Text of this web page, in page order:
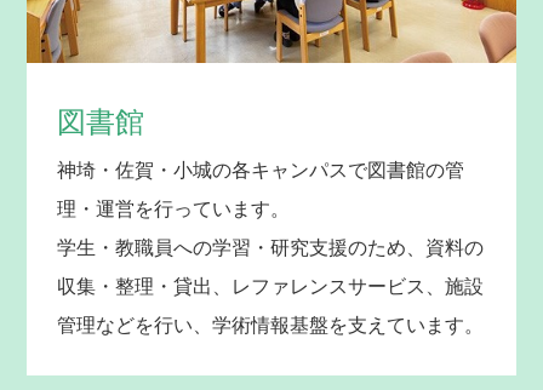
図書館
神埼・佐賀・小城の各キャンパスで図書館の管
理・運営を行っています。
学生・教職員への学習・研究支援のため、資料の
収集・整理・貸出、レファレンスサービス、施設
管理などを行い、学術情報基盤を支えています。